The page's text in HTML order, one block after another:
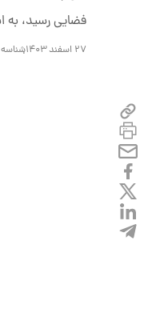
فضایی رسید،
۲۷ اسفند ۱۴۰۳